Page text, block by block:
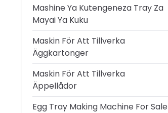
Mashine Ya Kutengeneza Tray Za
Mayai Ya Kuku
Maskin För Att Tillverka
Äggkartonger
Maskin För Att Tillverka
Äppellådor
Egg Tray Making Machine For Sale